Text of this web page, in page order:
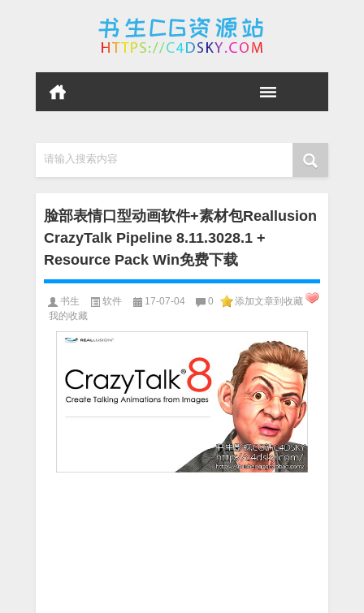
请输入搜索内容
脸部表情口型动画软件+素材包Reallusion
CrazyTalk Pipeline 8.11.3028.1 +
Resource Pack Win免费下载
书生 软件 17-07-04 0
添加文章到收藏
我的收藏